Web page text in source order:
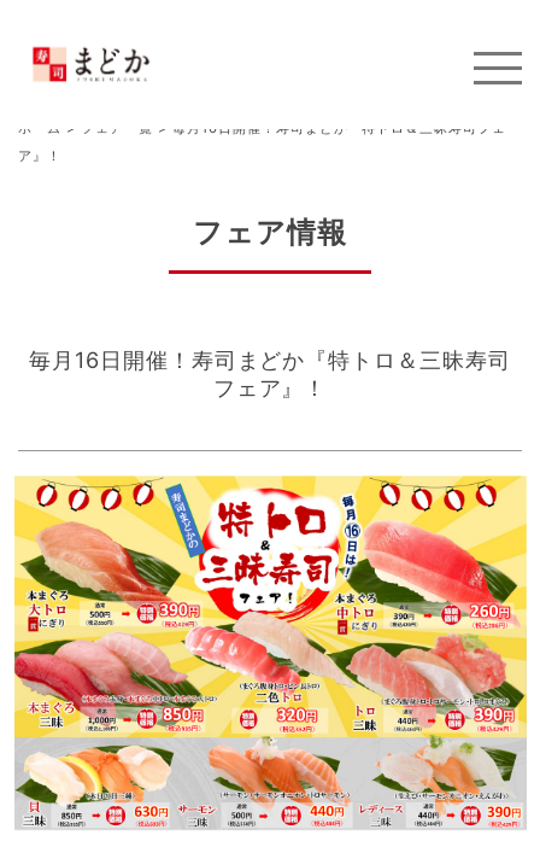
ホーム > フェア一覧 > 毎月16日開催！寿司まどか『特トロ＆三昧寿司フェ
ア』！
フェア情報
毎月16日開催！寿司まどか『特トロ＆三昧寿司
フェア』！